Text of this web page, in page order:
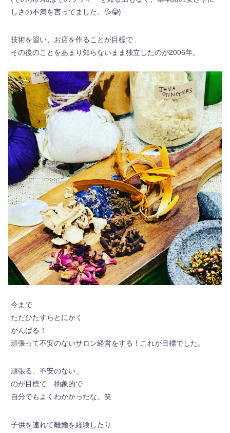
しさの不満を言ってました。💦😂)
技術を習い、お店を作ることが目標で
その後のことをあまり知らないまま独立したのが2006年。
今まで
ただひたすらとにかく
がんばる！
頑張って不安のないサロン経営をする！これが目標でした。
頑張る、不安のない、
のが目標て 抽象的で
自分でもよくわかかったな。笑
子供を連れて離婚を経験したり